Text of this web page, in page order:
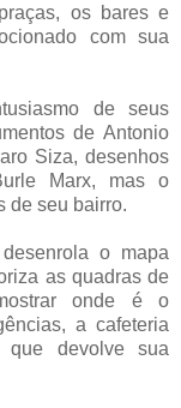
os bares e
com sua
de seus
de Antonio
Siza, desenhos
Marx, mas o
de seu bairro.
o mapa
as quadras de
onde é o
a cafeteria
devolve sua